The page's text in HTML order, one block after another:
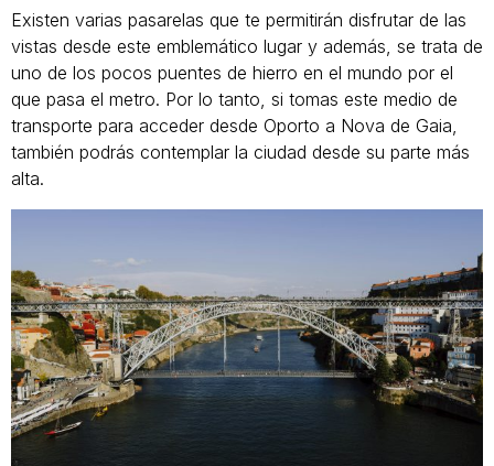
Existen varias pasarelas que te permitirán disfrutar de las
vistas desde este emblemático lugar y además, se trata de
uno de los pocos puentes de hierro en el mundo por el
que pasa el metro. Por lo tanto, si tomas este medio de
transporte para acceder desde Oporto a Nova de Gaia,
también podrás contemplar la ciudad desde su parte más
alta.